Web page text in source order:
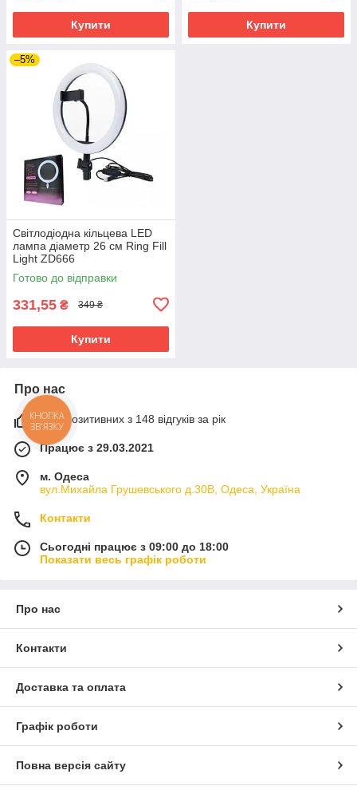
Купити Купити
–5%
Світлодіодна кільцева LED
лампа діаметр 26 см Ring Fill
Light ZD666
Готово до відправки
331,55 ₴ 349 ₴
Купити
Про нас
97% позитивних з 148 відгуків за рік
Працює з 29.03.2021
м. Одеса
вул.Михайла Грушевського д.30В, Одеса, Україна
Контакти
Сьогодні працює з 09:00 до 18:00
Показати весь графік роботи
Про нас
Контакти
Доставка та оплата
Графік роботи
Повна версія сайту
КНОПКА
ЗВ'ЯЗКУ